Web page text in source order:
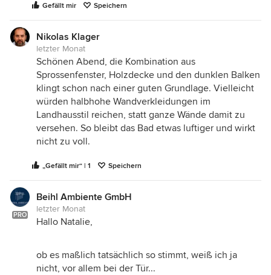
Gefällt mir Speichern
Nikolas Klager
letzter Monat
Schönen Abend, die Kombination aus
Sprossenfenster, Holzdecke und den dunklen Balken
klingt schon nach einer guten Grundlage. Vielleicht
würden halbhohe Wandverkleidungen im
Landhausstil reichen, statt ganze Wände damit zu
versehen. So bleibt das Bad etwas luftiger und wirkt
nicht zu voll.
„Gefällt mir“ | 1 Speichern
PRO
Beihl Ambiente GmbH
letzter Monat
Hallo Natalie,
ob es maßlich tatsächlich so stimmt, weiß ich ja
nicht, vor allem bei der Tür...